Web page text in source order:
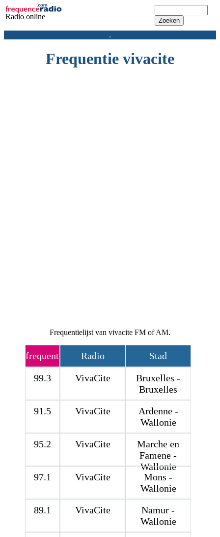
Radio online
.
Frequentie vivacite
Frequentielijst van vivacite FM of AM.
frequentie Radio Stad
99.3 VivaCite
Bruxelles -
Bruxelles
91.5
VivaCite
Ardenne -
Wallonie
95.2
VivaCite
Marche en
Famene -
Wallonie
97.1
VivaCite
Mons -
Wallonie
89.1
VivaCite
Namur -
Wallonie